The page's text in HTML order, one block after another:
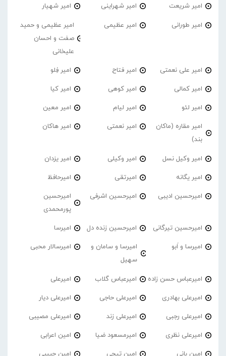
امیر شریعت امیر شهراینی امیر شهیار
امیر طورانی امیر عظیمی
امیر عظیمی و حمید
صفت و احسان
علیخانی
امیر علی نعمتی امیر فتاح امیر فِلو
امیر کمالی امیر کوهی امیر کیا
امیر لئو امیر لیام امیر معین
امیر مقاره (ماکان
بند)
امیر نعمتی امیر هاکان
امیر وکیل نسل امیر وکیلی امیر یزدان
امیر یگانه امیرتقی امیرحافظ
امیرحسین ادیبی امیرحسین اشرفی
امیرحسین
پورمحمدی
امیرحسین تیرگانی امیرحسین زنده دل امیرسا
امیرسا و اَبو
امیرسا و سامان و
سهیل
امیرسالار محبی
امیرعباس حسن زاده امیرعباس گلاب امیرعلی
امیرعلی بهادری امیرعلی حاجی امیرعلی دیار
امیرعلی رجبی امیرعلی زند امیرعلی مصیبی
امیرعلی نظری امیرمسعود ضیا امین اعرابی
امین بانی امین تیجی امین حبیبی